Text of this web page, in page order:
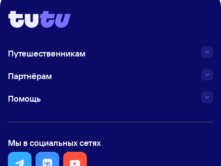
Путешественникам
Партнёрам
Помощь
Мы в социальных сетях